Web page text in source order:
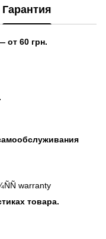
Гарантия
от 60 грн.
товара.